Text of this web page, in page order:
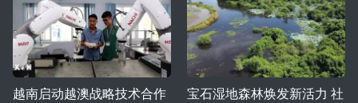
越南启动越澳战略技术合作
宝石湿地森林焕发新活力 社